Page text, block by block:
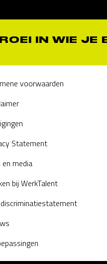
IN WIE JE
voorwaarden
Statement
en media
bij WerkTalent